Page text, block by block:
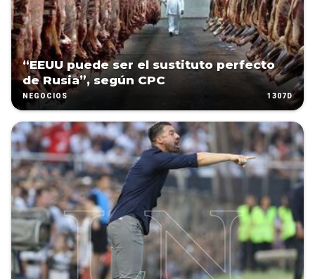
“EEUU puede ser el sustituto perfecto
de Rusia”, según CPC
NEGOCIOS 1307D